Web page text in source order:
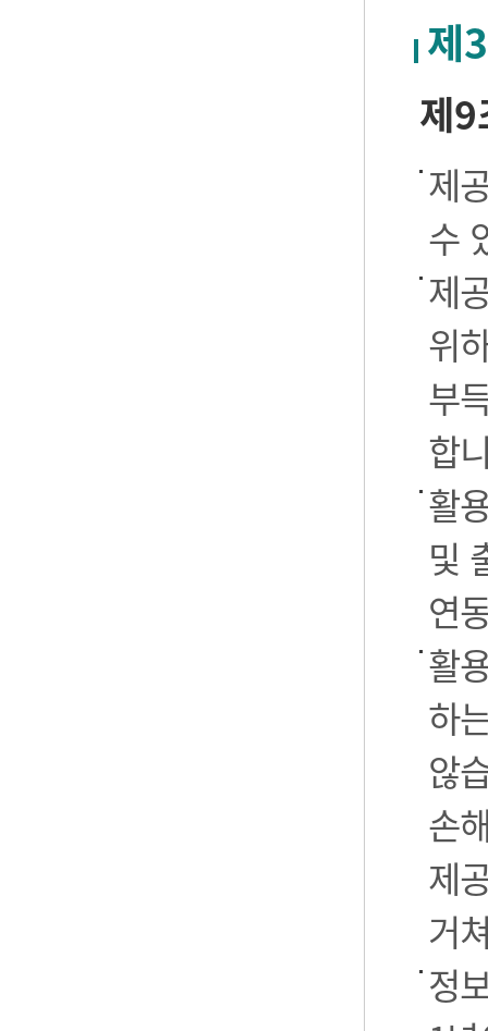
제
제9
제
수
제
위
부
합
활
및
연
활
하
않
손
제
거
정